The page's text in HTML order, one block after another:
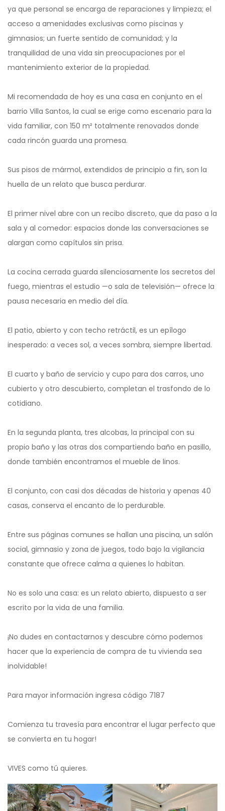
ya que personal se encarga de reparaciones y limpieza; el
acceso a amenidades exclusivas como piscinas y
gimnasios; un fuerte sentido de comunidad; y la
tranquilidad de una vida sin preocupaciones por el
mantenimiento exterior de la propiedad.
Mi recomendada de hoy es una casa en conjunto en el
barrio Villa Santos, la cual se erige como escenario para la
vida familiar, con 150 m² totalmente renovados donde
cada rincón guarda una promesa.
Sus pisos de mármol, extendidos de principio a fin, son la
huella de un relato que busca perdurar.
El primer nivel abre con un recibo discreto, que da paso a la
sala y al comedor: espacios donde las conversaciones se
alargan como capítulos sin prisa.
La cocina cerrada guarda silenciosamente los secretos del
fuego, mientras el estudio —o sala de televisión— ofrece la
pausa necesaria en medio del día.
El patio, abierto y con techo retráctil, es un epílogo
inesperado: a veces sol, a veces sombra, siempre libertad.
El cuarto y baño de servicio y cupo para dos carros, uno
cubierto y otro descubierto, completan el trasfondo de lo
cotidiano.
En la segunda planta, tres alcobas, la principal con su
propio baño y las otras dos compartiendo baño en pasillo,
donde también encontramos el mueble de linos.
El conjunto, con casi dos décadas de historia y apenas 40
casas, conserva el encanto de lo perdurable.
Entre sus páginas comunes se hallan una piscina, un salón
social, gimnasio y zona de juegos, todo bajo la vigilancia
constante que ofrece calma a quienes lo habitan.
No es solo una casa: es un relato abierto, dispuesto a ser
escrito por la vida de una familia.
¡No dudes en contactarnos y descubre cómo podemos
hacer que la experiencia de compra de tu vivienda sea
inolvidable!
Para mayor información ingresa código 7187
Comienza tu travesía para encontrar el lugar perfecto que
se convierta en tu hogar!
VIVES como tú quieres.